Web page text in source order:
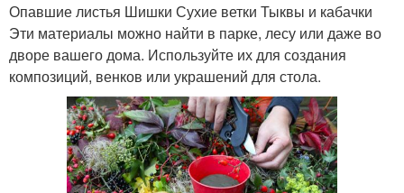
Опавшие листья Шишки Сухие ветки Тыквы и кабачки
Эти материалы можно найти в парке, лесу или даже во
дворе вашего дома. Используйте их для создания
композиций, венков или украшений для стола.